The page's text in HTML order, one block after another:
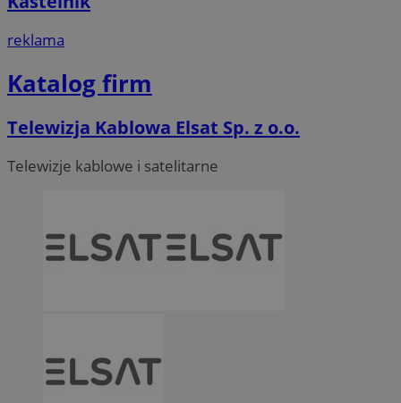
reklama
Katalog firm
Telewizja Kablowa Elsat Sp. z o.o.
Telewizje kablowe i satelitarne